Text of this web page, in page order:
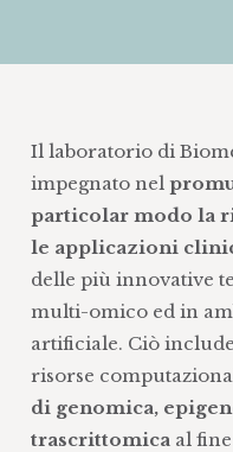
Il laboratorio di
impegnato nel
particolar modo la
le applicazioni
delle più innovative
multi-omico ed in
artificiale. Ciò
risorse
di genomica,
trascrittomicaal fine